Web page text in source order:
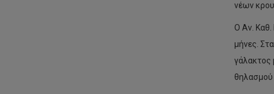
νέων
Ο Αν. Καθ.
μήνες.
γάλακτος
θηλασμού